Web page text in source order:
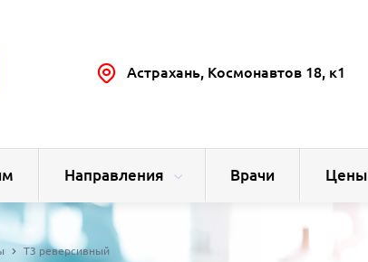
Астрахань, Космонавтов 18, к1
Направления Врачи Цены
Т3 реверсивный